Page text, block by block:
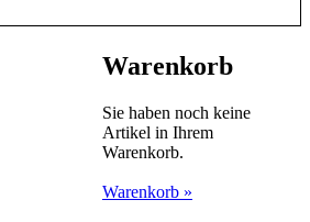
Warenkorb
Sie haben noch keine
Artikel in Ihrem
Warenkorb.
Warenkorb »